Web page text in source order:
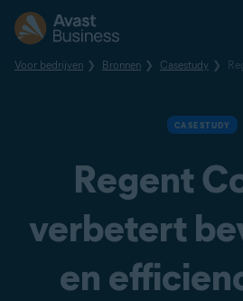
Voor bedrijven Bronnen Casestudy
CASESTUDY
Regent
verbetert
en